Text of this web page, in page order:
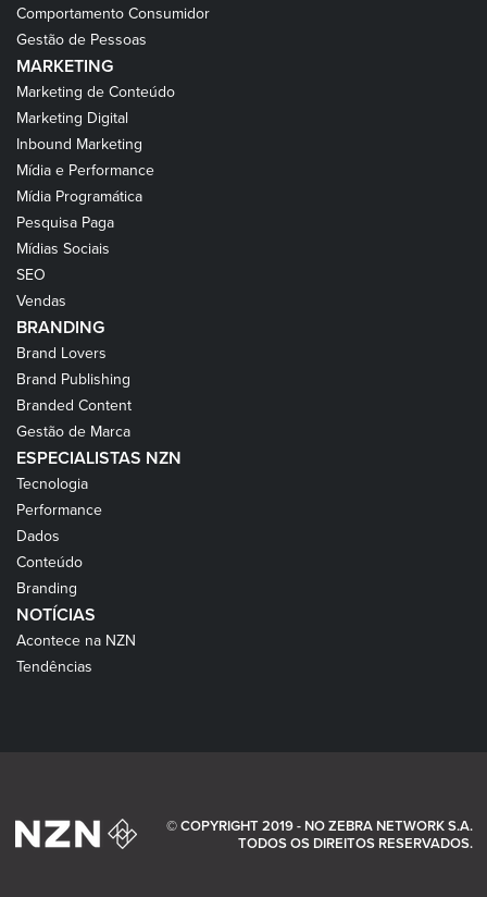
Comportamento Consumidor
Gestão de Pessoas
MARKETING
Marketing de Conteúdo
Marketing Digital
Inbound Marketing
Mídia e Performance
Mídia Programática
Pesquisa Paga
Mídias Sociais
SEO
Vendas
BRANDING
Brand Lovers
Brand Publishing
Branded Content
Gestão de Marca
ESPECIALISTAS NZN
Tecnologia
Performance
Dados
Conteúdo
Branding
NOTÍCIAS
Acontece na NZN
Tendências
© COPYRIGHT 2019 - NO ZEBRA NETWORK S.A.
TODOS OS DIREITOS RESERVADOS.